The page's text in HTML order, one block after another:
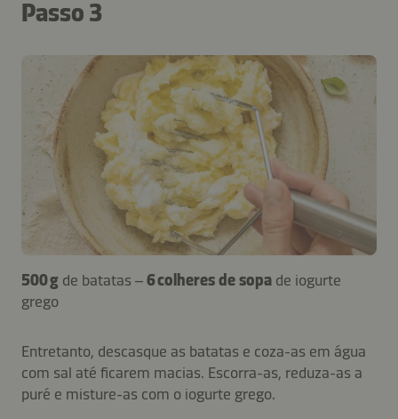
Passo 3
500 g de batatas –6 colheres de sopa de iogurte
grego
Entretanto, descasque as batatas e coza-as em água
com sal até ficarem macias. Escorra-as, reduza-as a
puré e misture-as com o iogurte grego.